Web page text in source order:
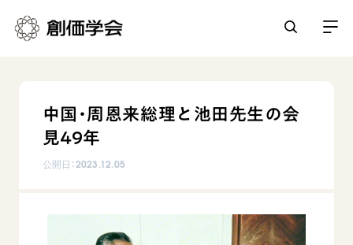
人間革命
日常の活動
世界の創価学会
中国・周恩来総理と池田先生の会
見49年
公開日：2023.12.05